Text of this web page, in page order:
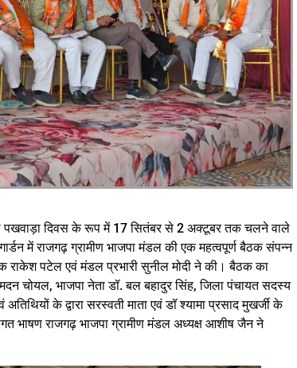
पखवाड़ा दिवस के रूप में 17 सितंबर से 2 अक्टूबर तक चलने वाले
में राजगढ़ ग्रामीण भाजपा मंडल की एक महत्वपूर्ण बैठक संपन्न
राकेश पटेल एवं मंडल प्रभारी सुनील मोदी ने की। बैठक का
चोयल, भाजपा नेता डॉ. बल बहादुर सिंह, जिला पंचायत सदस्य
के द्वारा सरस्वती माता एवं डॉ श्यामा प्रसाद मुखर्जी के
भाषण राजगढ़ भाजपा ग्रामीण मंडल अध्यक्ष आशीष जैन ने